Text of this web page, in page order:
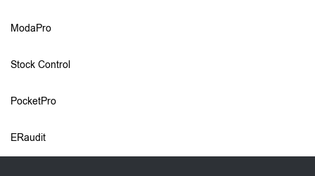
ModaPro
Stock Control
PocketPro
ERaudit